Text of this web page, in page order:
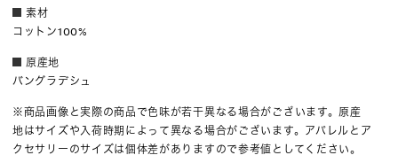
素材
コットン100%
原産地
バングラデシュ
※商品画像と実際の商品で色味が若干異なる場合がございます。原産
地はサイズや入荷時期によって異なる場合がございます。アパレルとア
クセサリーのサイズは個体差がありますので参考値としてください。